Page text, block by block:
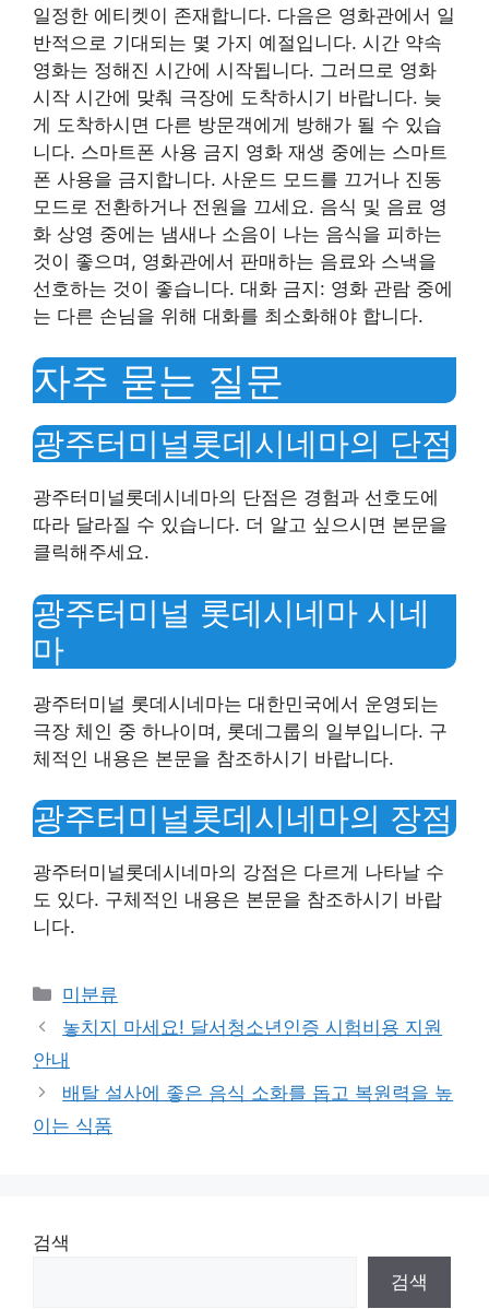
일정한 에티켓이 존재합니다. 다음은 영화관에서 일
반적으로 기대되는 몇 가지 예절입니다. 시간 약속
영화는 정해진 시간에 시작됩니다. 그러므로 영화
시작 시간에 맞춰 극장에 도착하시기 바랍니다. 늦
게 도착하시면 다른 방문객에게 방해가 될 수 있습
니다. 스마트폰 사용 금지 영화 재생 중에는 스마트
폰 사용을 금지합니다. 사운드 모드를 끄거나 진동
모드로 전환하거나 전원을 끄세요. 음식 및 음료 영
화 상영 중에는 냄새나 소음이 나는 음식을 피하는
것이 좋으며, 영화관에서 판매하는 음료와 스낵을
선호하는 것이 좋습니다. 대화 금지: 영화 관람 중에
는 다른 손님을 위해 대화를 최소화해야 합니다.
자주 묻는 질문
광주터미널롯데시네마의 단점
광주터미널롯데시네마의 단점은 경험과 선호도에
따라 달라질 수 있습니다. 더 알고 싶으시면 본문을
클릭해주세요.
광주터미널 롯데시네마 시네
마
광주터미널 롯데시네마는 대한민국에서 운영되는
극장 체인 중 하나이며, 롯데그룹의 일부입니다. 구
체적인 내용은 본문을 참조하시기 바랍니다.
광주터미널롯데시네마의 장점
광주터미널롯데시네마의 강점은 다르게 나타날 수
도 있다. 구체적인 내용은 본문을 참조하시기 바랍
니다.
Categories
미분류
놓치지 마세요! 달서청소년인증 시험비용 지원
안내
배탈 설사에 좋은 음식 소화를 돕고 복원력을 높
이는 식품
검색
검색